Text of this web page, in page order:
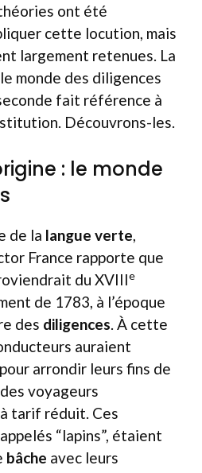
ont été
cette locution, mais
largement retenues. La
monde des diligences
fait référence à
Découvrons-les.
: le monde
de la langue verte,
France rapporte que
du XVIIIe
de 1783, à l’époque
des diligences. À cette
auraient
arrondir leurs fins de
voyageurs
tarif réduit. Ces
“lapins”, étaient
bâche avec leurs